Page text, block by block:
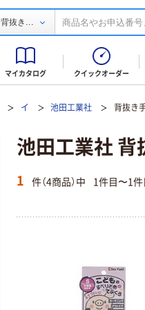
背抜き ...
マイカタログ クイックオーダー
イ 池田工業社 背抜き
池田工業社 背
1 件（4商品）中 1件目〜1